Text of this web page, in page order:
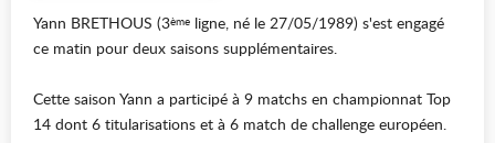
Yann BRETHOUS (3ème ligne, né le 27/05/1989) s'est engagé
ce matin pour deux saisons supplémentaires.
Cette saison Yann a participé à 9 matchs en championnat Top
14 dont 6 titularisations et à 6 match de challenge européen.